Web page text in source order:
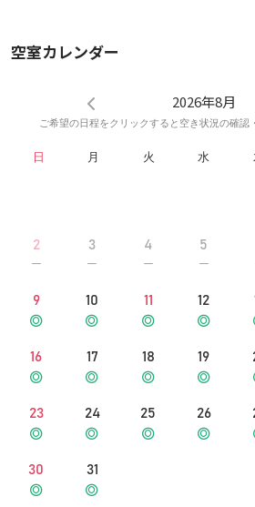
ゴミ袋
※寝具の提供は一切しておりません。
空室カレンダー
2026年8月
ご希望の日程をクリックすると空き状況の確認
日 月 火 水
2 3 4 5
9 10 11 12
16 17 18 19
23 24 25 26
30 31